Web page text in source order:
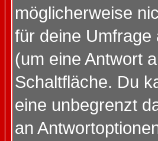
möglicherweise
für deine Umfrage
(um eine Antwort
Schaltfläche. Du
eine unbegrenzt
an